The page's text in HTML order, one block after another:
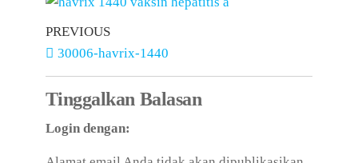
PREVIOUS
30006-havrix-1440
Tinggalkan Balasan
Login dengan: